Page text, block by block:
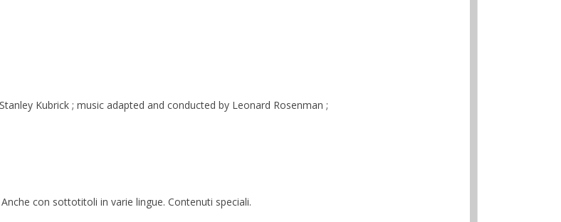
Kubrick ; music adapted and conducted by Leonard Rosenman ;
con sottotitoli in varie lingue. Contenuti speciali.